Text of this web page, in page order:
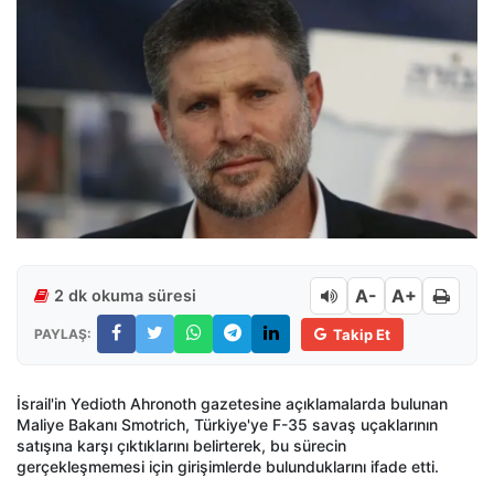
2 dk okuma süresi A- A+
PAYLAŞ: Takip Et
İsrail'in Yedioth Ahronoth gazetesine açıklamalarda bulunan
Maliye Bakanı Smotrich, Türkiye'ye F-35 savaş uçaklarının
satışına karşı çıktıklarını belirterek, bu sürecin
gerçekleşmemesi için girişimlerde bulunduklarını ifade etti.